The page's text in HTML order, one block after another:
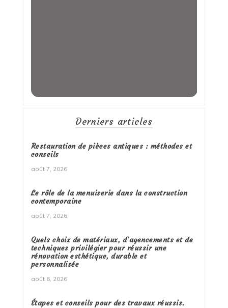
Derniers articles
Restauration de pièces antiques : méthodes et
conseils
août 7, 2026
Le rôle de la menuiserie dans la construction
contemporaine
août 7, 2026
Quels choix de matériaux, d’agencements et de
techniques privilégier pour réussir une
rénovation esthétique, durable et
personnalisée
août 6, 2026
Étapes et conseils pour des travaux réussis.